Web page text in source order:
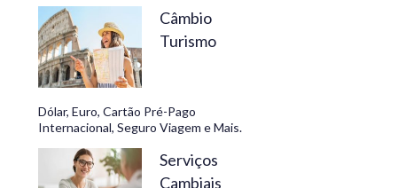
Câmbio
Turismo
Dólar, Euro, Cartão Pré-Pago
Internacional, Seguro Viagem e Mais.
Serviços
Cambiais